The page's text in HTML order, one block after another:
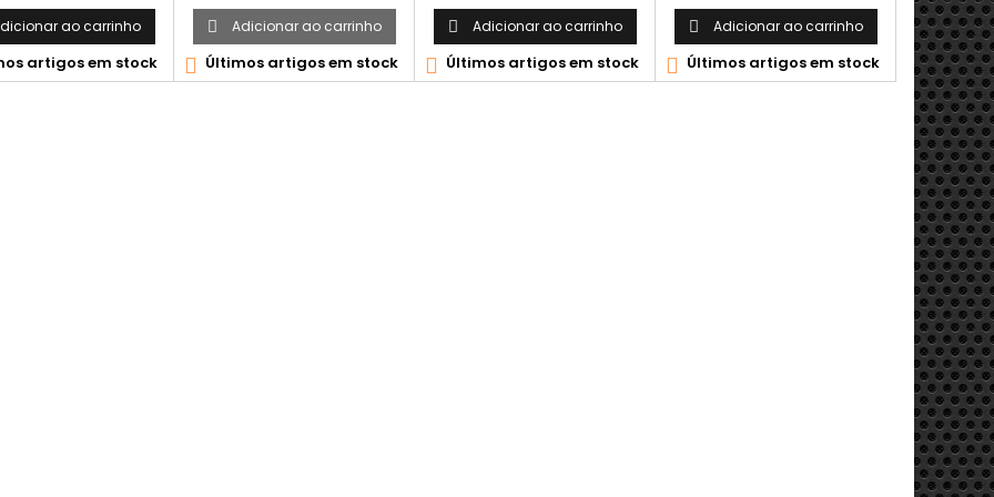
ao carrinho
artigos em stock
 Adicionar ao carrinho
 Últimos artigos em stock
 Adicionar ao carrinho
 Últimos artigos em stock
 Adicionar ao carrinho
 Últimos artigos em stock